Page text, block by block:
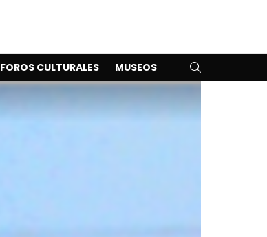
FOROS CULTURALES MUSEOS